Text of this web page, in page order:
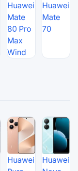
Huawei
Mate
80 Pro
Max
Wind
Huawei
Mate
70
Huawei
Huawei